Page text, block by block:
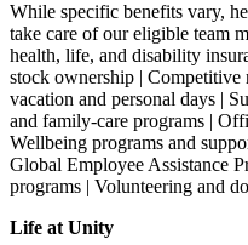
While specific benefits vary,
take care of our eligible team
health, life, and disability
stock ownership | Competitive
vacation and personal days |
and family-care programs |
Wellbeing programs and
Global Employee Assistance
programs | Volunteering and
Life at Unity